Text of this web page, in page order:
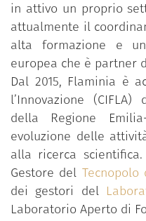
in attivo un proprio
attualmente il
alta formazione e
europea che è partner
Dal 2015, Flaminia è
l’Innovazione
della Regione
evoluzione delle
alla ricerca scientifica.
Gestore del Tecnopolo
dei gestori del
Laboratorio Aperto di